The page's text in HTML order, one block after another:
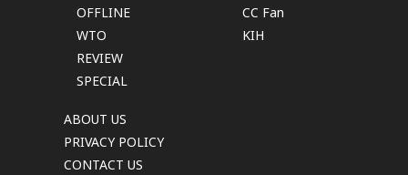
OFFLINE
WTO
REVIEW
SPECIAL
ABOUT US
PRIVACY POLICY
CONTACT US
CC Fan
KIH